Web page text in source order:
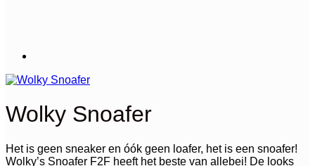
Wolky Snoafer
Het is geen sneaker en óók geen loafer, het is een snoafer!
Wolky’s Snoafer F2F heeft het beste van allebei! De looks